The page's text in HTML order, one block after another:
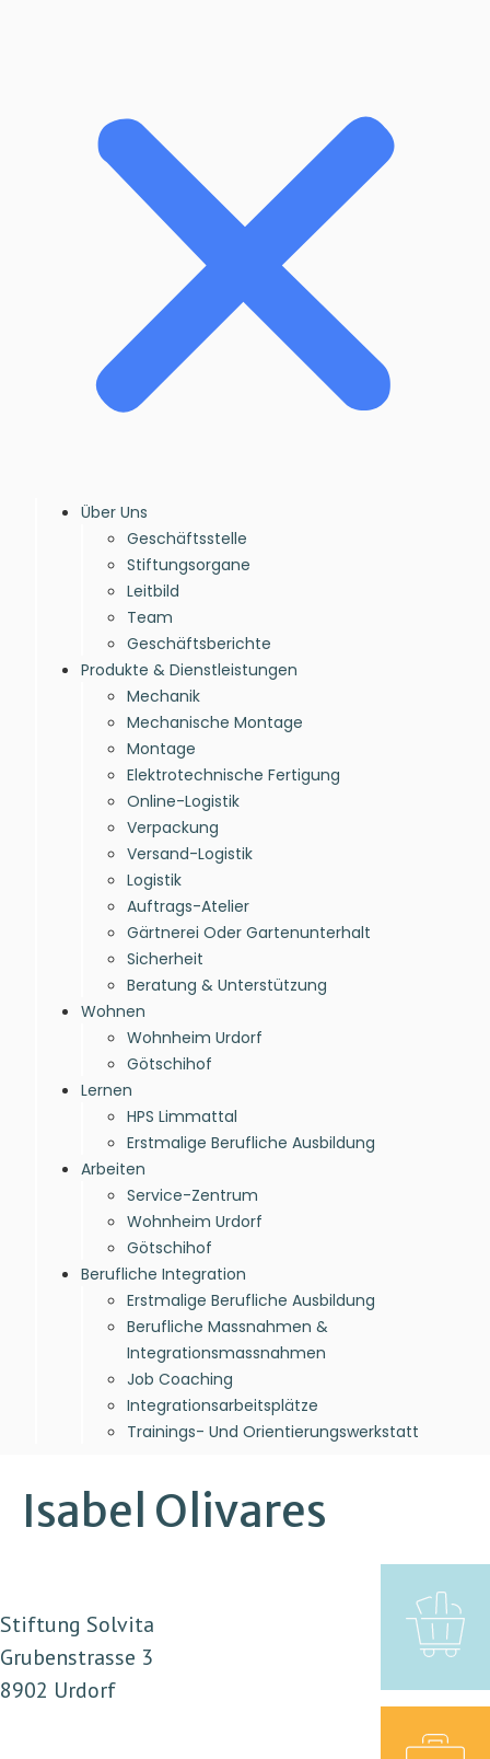
Über Uns
Geschäftsstelle
Stiftungsorgane
Leitbild
Team
Geschäftsberichte
Produkte & Dienstleistungen
Mechanik
Mechanische Montage
Montage
Elektrotechnische Fertigung
Online-Logistik
Verpackung
Versand-Logistik
Logistik
Auftrags-Atelier
Gärtnerei Oder Gartenunterhalt
Sicherheit
Beratung & Unterstützung
Wohnen
Wohnheim Urdorf
Götschihof
Lernen
HPS Limmattal
Erstmalige Berufliche Ausbildung
Arbeiten
Service-Zentrum
Wohnheim Urdorf
Götschihof
Berufliche Integration
Erstmalige Berufliche Ausbildung
Berufliche Massnahmen &
Integrationsmassnahmen
Job Coaching
Integrationsarbeitsplätze
Trainings- Und Orientierungswerkstatt
Isabel Olivares
Stiftung Solvita
Grubenstrasse 3
8902 Urdorf